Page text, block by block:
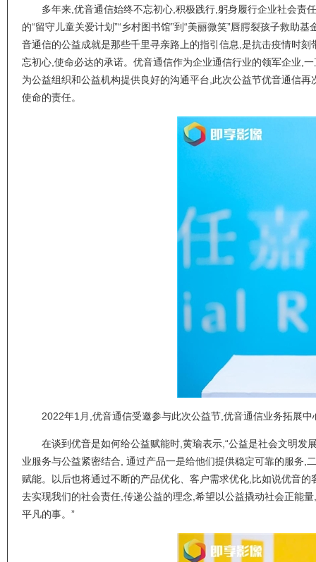
多年来,优音通信始终不忘初心,积极践行,躬身履行企业社会责
的“留守儿童关爱计划”“乡村图书馆”到“美丽微笑”唇腭裂孩子救助
音通信的公益成就是那些千里寻亲路上的指引信息,是抗击疫情时
忘初心,使命必达的承诺。优音通信作为企业通信行业的领军企业,
为公益组织和公益机构提供良好的沟通平台,此次公益节优音通信
使命的责任。
2022年1月,优音通信受邀参与此次公益节,优音通信业务拓展中
在谈到优音是如何给公益赋能时,黄瑜表示,“公益是社会文明发
业服务与公益紧密结合, 通过产品一是给他们提供稳定可靠的服务,
赋能。以后也将通过不断的产品优化、客户需求优化,比如说优音
去实现我们的社会责任,传递公益的理念,希望以公益撬动社会正能
平凡的事。”